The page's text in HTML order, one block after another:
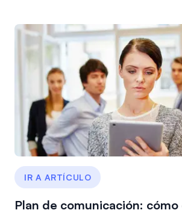
IR A ARTÍCULO
Plan de comunicación: